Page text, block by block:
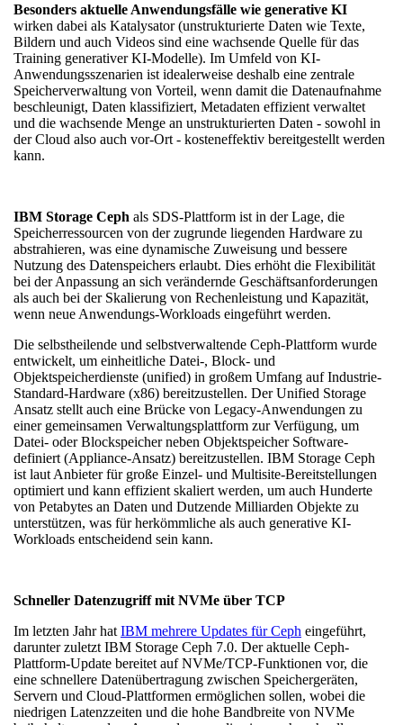
Besonders aktuelle Anwendungsfälle wie generative KI
wirken dabei als Katalysator (unstrukturierte Daten wie Texte,
Bildern und auch Videos sind eine wachsende Quelle für das
Training generativer KI-Modelle). Im Umfeld von KI-
Anwendungsszenarien ist idealerweise deshalb eine zentrale
Speicherverwaltung von Vorteil, wenn damit die Datenaufnahme
beschleunigt, Daten klassifiziert, Metadaten effizient verwaltet
und die wachsende Menge an unstrukturierten Daten - sowohl in
der Cloud also auch vor-Ort - kosteneffektiv bereitgestellt werden
kann.
IBM Storage Ceph als SDS-Plattform ist in der Lage, die
Speicherressourcen von der zugrunde liegenden Hardware zu
abstrahieren, was eine dynamische Zuweisung und bessere
Nutzung des Datenspeichers erlaubt. Dies erhöht die Flexibilität
bei der Anpassung an sich verändernde Geschäftsanforderungen
als auch bei der Skalierung von Rechenleistung und Kapazität,
wenn neue Anwendungs-Workloads eingeführt werden.
Die selbstheilende und selbstverwaltende Ceph-Plattform wurde
entwickelt, um einheitliche Datei-, Block- und
Objektspeicherdienste (unified) in großem Umfang auf Industrie-
Standard-Hardware (x86) bereitzustellen. Der Unified Storage
Ansatz stellt auch eine Brücke von Legacy-Anwendungen zu
einer gemeinsamen Verwaltungsplattform zur Verfügung, um
Datei- oder Blockspeicher neben Objektspeicher Software-
definiert (Appliance-Ansatz) bereitzustellen. IBM Storage Ceph
ist laut Anbieter für große Einzel- und Multisite-Bereitstellungen
optimiert und kann effizient skaliert werden, um auch Hunderte
von Petabytes an Daten und Dutzende Milliarden Objekte zu
unterstützen, was für herkömmliche als auch generative KI-
Workloads entscheidend sein kann.
Schneller Datenzugriff mit NVMe über TCP
Im letzten Jahr hat IBM mehrere Updates für Ceph eingeführt,
darunter zuletzt IBM Storage Ceph 7.0. Der aktuelle Ceph-
Plattform-Update bereitet auf NVMe/TCP-Funktionen vor, die
eine schnellere Datenübertragung zwischen Speichergeräten,
Servern und Cloud-Plattformen ermöglichen sollen, wobei die
niedrigen Latenzzeiten und die hohe Bandbreite von NVMe